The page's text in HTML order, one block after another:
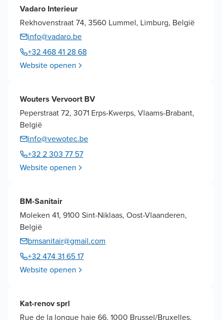
Vadaro Interieur
Rekhovenstraat 74, 3560 Lummel, Limburg, België
info@vadaro.be
+32 468 41 28 68
Website openen
Wouters Vervoort BV
Peperstraat 72, 3071 Erps-Kwerps, Vlaams-Brabant,
België
info@vewotec.be
+32 2 303 77 57
Website openen
BM-Sanitair
Moleken 41, 9100 Sint-Niklaas, Oost-Vlaanderen,
België
bmsanitair@gmail.com
+32 474 31 65 17
Website openen
Kat-renov sprl
Rue de la longue haie 66, 1000 Brussel/Bruxelles,